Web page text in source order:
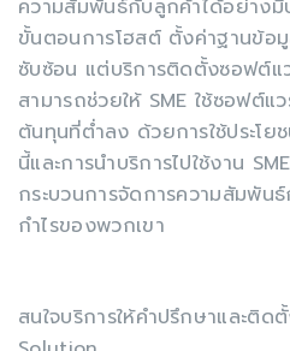
ความสัมพันธ์กับลูกค้าได้อย่าง
ขั้นตอนการโฮสต์ ตั้งค่าฐานข้อ
ซับซ้อน แต่บริการติดตั้งซอฟต์แ
สามารถช่วยให้ SME ใช้ซอฟต์แ
ต้นทุนที่ต่ำลง ด้วยการใช้ประโย
นี้และการนำบริการไปใช้งาน
กระบวนการจัดการความสัมพัน
กำไรของพวกเขา
สนใจบริการให้คำปรึกษาและติด